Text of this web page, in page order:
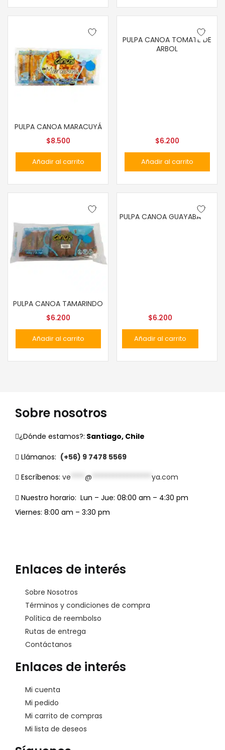
PULPA CANOA MARACUYÁ
$8.500
Añadir al carrito
PULPA CANOA TOMATE DE
ARBOL
$6.200
Añadir al carrito
PULPA CANOA TAMARINDO
$6.200
Añadir al carrito
PULPA CANOA GUAYABA
$6.200
Añadir al carrito
Sobre nosotros
¿Dónde estamos?: Santiago, Chile
Llámanos: (+56) 9 7478 5569
Escríbenos: ve @ ya.com
Nuestro horario: Lun – Jue: 08:00 am – 4:30 pm
Viernes: 8:00 am – 3:30 pm
Enlaces de interés
Sobre Nosotros
Términos y condiciones de compra
Política de reembolso
Rutas de entrega
Contáctanos
Enlaces de interés
Mi cuenta
Mi pedido
Mi carrito de compras
Mi lista de deseos